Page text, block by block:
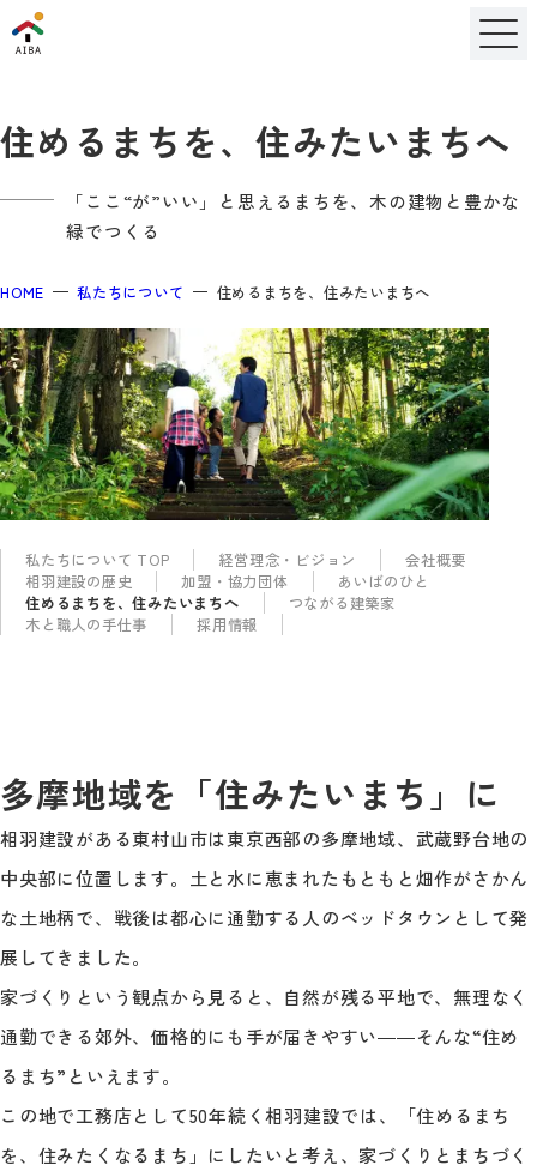
住めるまちを、住みたいまちへ
「ここ“が”いい」と思えるまちを、木の建物と豊かな
緑でつくる
HOME 私たちについて 住めるまちを、住みたいまちへ
私たちについて TOP 経営理念・ビジョン
会社概要
相羽建設の歴史
加盟・協力団体
あいばのひと
住めるまちを、住みたいまちへ
つながる​建築家
木と職人の手仕事
採用情報
多摩地域を「住みたいまち」に
相羽建設がある東村山市は東京西部の多摩地域、武蔵野台地の
中央部に位置します。土と水に恵まれたもともと畑作がさかん
な土地柄で、戦後は都心に通勤する人のベッドタウンとして発
展してきました。
家づくりという観点から見ると、自然が残る平地で、無理なく
通勤できる郊外、価格的にも手が届きやすい――そんな“住め
るまち”といえます。
この地で工務店として50年続く相羽建設では、「住めるまち
を、住みたくなるまち」にしたいと考え、家づくりとまちづく